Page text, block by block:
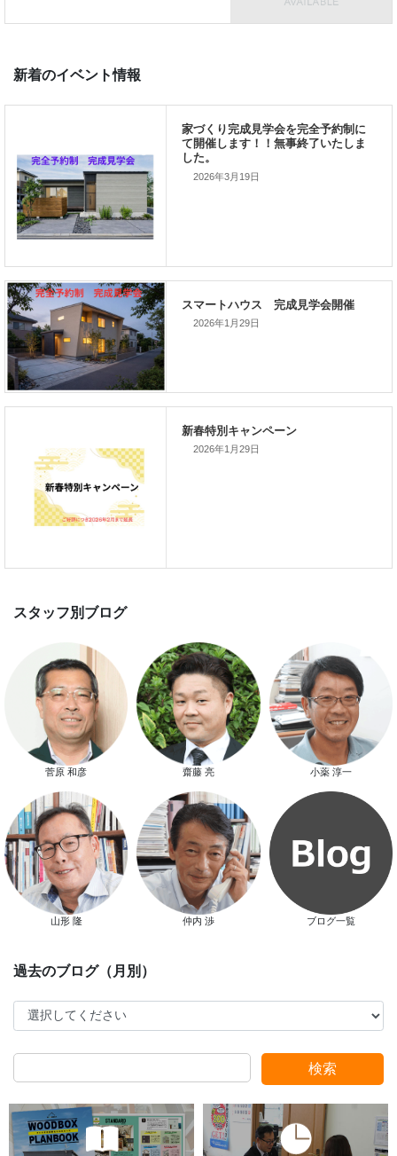
家づくりこぼれ話！
新着のイベント情報
家づくり完成見学会を完全予約制
て開催します！！無事終了いたし
した。
2026年3月19日
2026年1月29日
新春特別キャンペーン
2026年1月29日
菅原 和彦 齋藤 亮 小薬 淳一
山形 隆 仲内 渉 ブログ一覧
検索